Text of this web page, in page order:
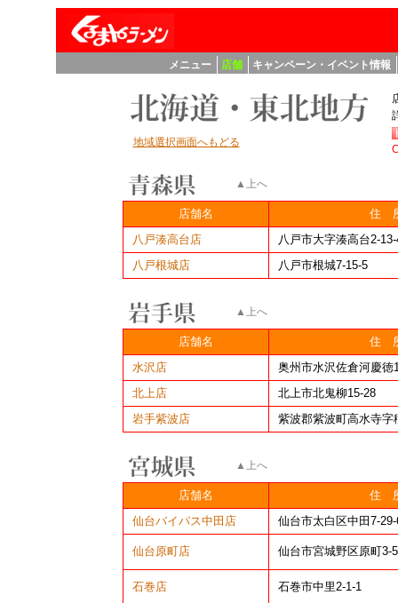
メニュー 店舗 キャンペーン・イベント情報
地域選択画面へもどる
▲上へ
店舗名
住
八戸湊高台店
八戸市大字湊高台2-13-
八戸根城店
八戸市根城7-15-5
▲上へ
店舗名
住
水沢店
奥州市水沢佐倉河慶徳
北上店
北上市北鬼柳15-28
岩手紫波店
紫波郡紫波町高水寺字
▲上へ
店舗名
住
仙台バイパス中田店
仙台市太白区中田7-29-
仙台原町店 仙台市宮城野区原町3-
石巻店 石巻市中里2-1-1